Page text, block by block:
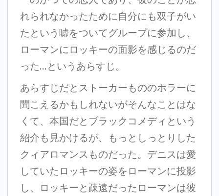
れられなかったために自分にも双子がい
たという嘘をついてグループに参加し、
ローマンにロッキーの面影を感じるのだ
った…というあらすじ。
あらすじだとストーカーもののホラーに
聞こえるかもしれないがそんなことはな
くて、本国だとブラックコメディという
紹介も見かけるが、もっとしっとりした
クィアロマンスものだった。デニスは愛
していたロッキーの姿をローマンに投影
し、ロッキーと疎遠だったローマンは彼